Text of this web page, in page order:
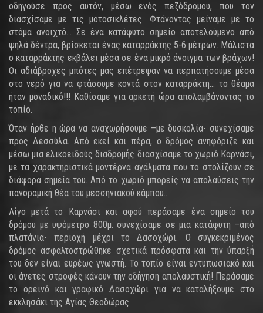
οδηγούσε προς αυτόν, μέσω ενός πεζόδρομου, που τον
διασχίσαμε με τις μοτοσικλέτες. Φτάνοντας μείναμε με το
στόμα ανοιχτό… Σε ένα κατάφυτο σημείο αποτελούμενο από
ψηλά δέντρα, βρίσκεται ένας καταρράκτης 5-6 μέτρων. Μάλιστα
ο καταρράκτης εκβάλει μέσα σε ένα μικρό άνοιγμα των βράχων!
Οι αδιάβροχες μπότες μας επέτρεψαν να περπατήσουμε μέσα
στο νερό για να φτάσουμε κοντά στον καταρράκτη… το θέαμα
ήταν μοναδικό!!! Καθίσαμε για αρκετή ώρα απολαμβάνοντας το
τοπίο.
Όταν ήρθε η ώρα να αναχωρήσουμε –με δυσκολία- συνεχίσαμε
προς Δεσσύλα. Από εκεί και πέρα, ο δρόμος ανηφόριζε και
μέσω μια ελικοειδούς διαδρομής διασχίσαμε το χωριό Καρνάσι,
με τα χαρακτηριστικά μοντέρνα αγάλματα που το στολίζουν σε
διάφορα σημεία του. Από το χωριό μπορείς να απολαύσεις την
πανοραμική θέα του μεσσηνιακού κάμπου…
Λίγο μετά το Καρνάσι και αφού περάσαμε ένα σημείο του
δρόμου με υψόμετρο 800μ. συνεχίσαμε σε μια κατάφυτη –από
πλατάνια- περιοχή μέχρι το Δασοχώρι. Ο συγκεκριμένος
δρόμος ασφαλτοστρώθηκε σχετικά πρόσφατα και την ύπαρξή
του δεν είναι ευρέως γνωστή. Το τοπίο είναι εντυπωσιακό και
οι άνετες στροφές κάνουν την οδήγηση απολαυστική! Περάσαμε
το ορεινό και γραφικό Δασοχώρι για να καταλήξουμε στο
εκκλησάκι της Αγίας Θεοδώρας.